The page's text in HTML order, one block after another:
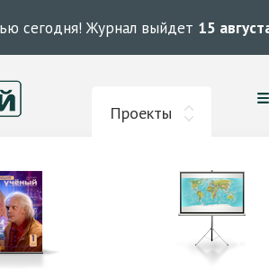
сегодня! Журнал выйдет 15
Проекты